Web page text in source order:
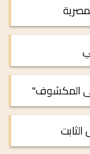
على المكشوف"